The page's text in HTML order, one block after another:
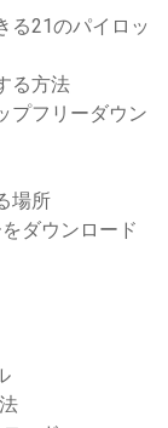
る21のパイロッ
る方法
プフリーダウン
場所
ダウンロード